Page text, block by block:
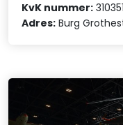
KvK nummer:
Adres: Burg